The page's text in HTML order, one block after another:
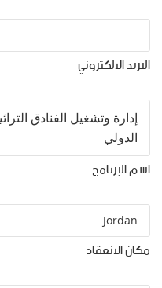
البريد الالكتروني
الدولي
اسم البرنامج
مكان الانعقاد